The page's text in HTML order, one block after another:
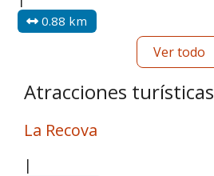
0.88 km
Ver todo
Atracciones turísticas
La Recova
|